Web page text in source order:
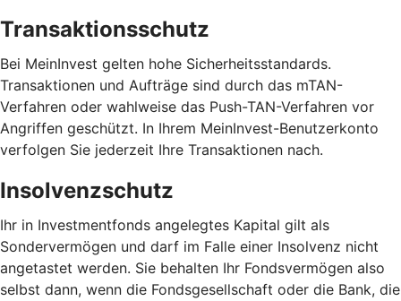
Transaktionsschutz
Bei MeinInvest gelten hohe Sicherheitsstandards.
Transaktionen und Aufträge sind durch das mTAN-
Verfahren oder wahlweise das Push-TAN-Verfahren vor
Angriffen geschützt. In Ihrem MeinInvest-Benutzerkonto
verfolgen Sie jederzeit Ihre Transaktionen nach.
Insolvenzschutz
Ihr in Investmentfonds angelegtes Kapital gilt als
Sondervermögen und darf im Falle einer Insolvenz nicht
angetastet werden. Sie behalten Ihr Fondsvermögen also
selbst dann, wenn die Fondsgesellschaft oder die Bank, die